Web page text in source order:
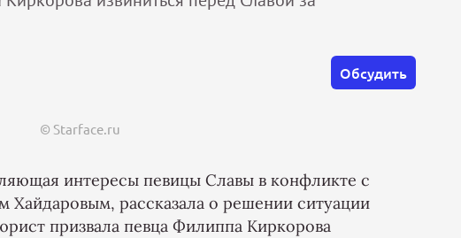
Обсудить
© Starface.ru
интересы певицы Славы в конфликте с
Хайдаровым, рассказала о решении ситуации
призвала певца Филиппа Киркорова